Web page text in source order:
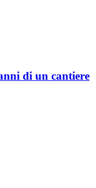
di un cantiere